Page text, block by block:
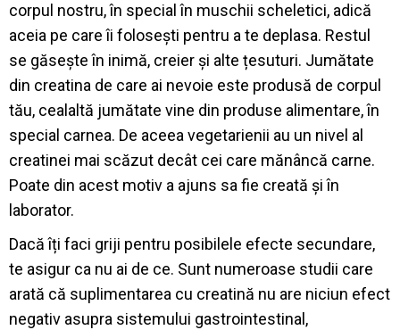
corpul nostru, în special în muschii scheletici, adică
aceia pe care îi folosești pentru a te deplasa. Restul
se găsește în inimă, creier și alte țesuturi. Jumătate
din creatina de care ai nevoie este produsă de corpul
tău, cealaltă jumătate vine din produse alimentare, în
special carnea. De aceea vegetarienii au un nivel al
creatinei mai scăzut decât cei care mănâncă carne.
Poate din acest motiv a ajuns sa fie creată și în
laborator.
Dacă îți faci griji pentru posibilele efecte secundare,
te asigur ca nu ai de ce. Sunt numeroase studii care
arată că suplimentarea cu creatină nu are niciun efect
negativ asupra sistemului gastrointestinal,